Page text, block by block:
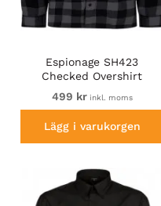
Espionage SH423
Checked Overshirt
Black/Charcoal
499 krinkl. moms
Lägg i varukorgen